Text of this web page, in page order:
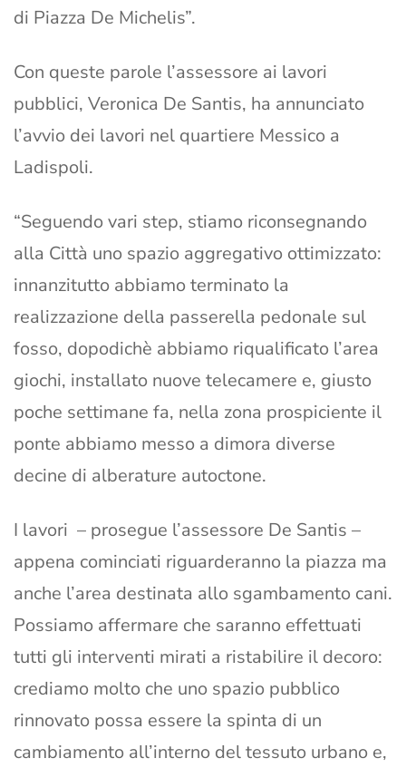
di Piazza De Michelis”.
Con queste parole l’assessore ai lavori
pubblici, Veronica De Santis, ha annunciato
l’avvio dei lavori nel quartiere Messico a
Ladispoli.
“Seguendo vari step, stiamo riconsegnando
alla Città uno spazio aggregativo ottimizzato:
innanzitutto abbiamo terminato la
realizzazione della passerella pedonale sul
fosso, dopodichè abbiamo riqualificato l’area
giochi, installato nuove telecamere e, giusto
poche settimane fa, nella zona prospiciente il
ponte abbiamo messo a dimora diverse
decine di alberature autoctone.
I lavori – prosegue l’assessore De Santis –
appena cominciati riguarderanno la piazza ma
anche l’area destinata allo sgambamento cani.
Possiamo affermare che saranno effettuati
tutti gli interventi mirati a ristabilire il decoro:
crediamo molto che uno spazio pubblico
rinnovato possa essere la spinta di un
cambiamento all’interno del tessuto urbano e,